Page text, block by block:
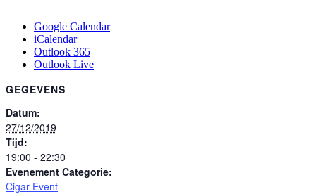
Google Calendar
iCalendar
Outlook 365
Outlook Live
GEGEVENS
Datum:
27/12/2019
Tijd:
19:00 - 22:30
Evenement Categorie:
Cigar Event